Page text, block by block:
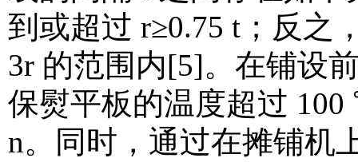
到或超过 r≥0.75 t；反之
3r 的范围内[5]。在铺设
保熨平板的温度超过
n。同时，通过在摊铺机